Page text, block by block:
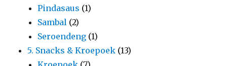
Pindasaus (1)
Sambal (2)
Seroendeng (1)
5. Snacks & Kroepoek (13)